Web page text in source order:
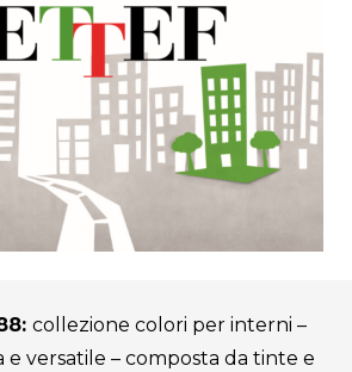
collezione colori per interni –
e versatile – composta da tinte e